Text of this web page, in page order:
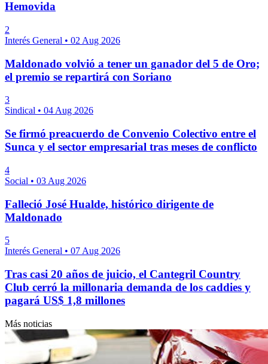
Hemovida
2
Interés General • 02 Aug 2026
Maldonado volvió a tener un ganador del 5 de Oro;
el premio se repartirá con Soriano
3
Sindical • 04 Aug 2026
Se firmó preacuerdo de Convenio Colectivo entre el
Sunca y el sector empresarial tras meses de conflicto
4
Social • 03 Aug 2026
Falleció José Hualde, histórico dirigente de
Maldonado
5
Interés General • 07 Aug 2026
Tras casi 20 años de juicio, el Cantegril Country
Club cerró la millonaria demanda de los caddies y
pagará US$ 1,8 millones
Más noticias